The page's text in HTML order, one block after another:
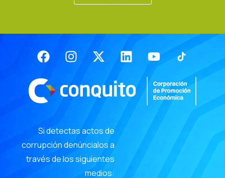
FacebookInstagram
X-
twitter
LinkedinYoutube
Si detectas actos de
corrupción denúncialos a
través de los siguientes
medios: